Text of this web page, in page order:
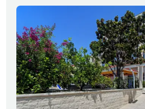
R Robert
Hrvatska
Izuzetno
Apartman je bio